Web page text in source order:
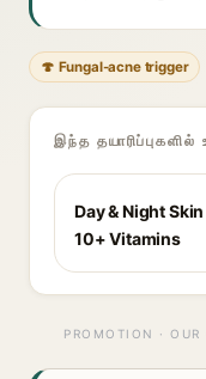
🍄 Fungal-acne trigger
இந்த தயாரிப்புகளில்
Day & Night
10+ Vitamins
PROMOTION ·